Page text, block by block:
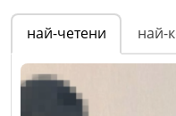
най-четени най-